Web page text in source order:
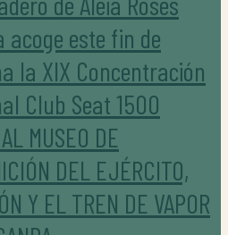
acoge este fin de
la XIX Concentración
Club Seat 1500
MUSEO DE
DEL EJÉRCITO,
Y EL TREN DE VAPOR